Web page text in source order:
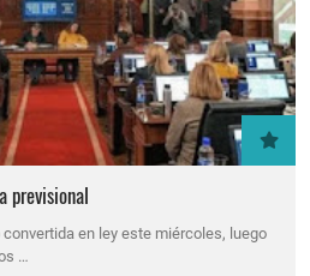
previsional
en ley este miércoles, luego
…